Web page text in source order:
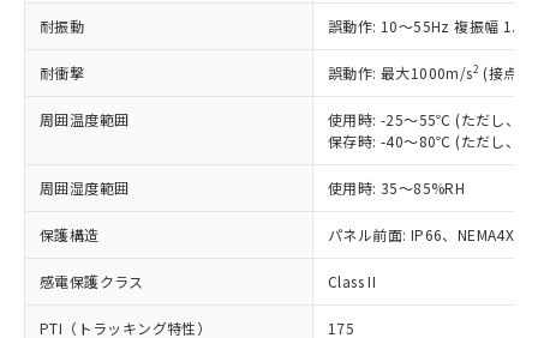
耐振動 誤動作: 10～55Hz 複振幅
耐衝撃 誤動作: 最大1000m/s2 (接点
周囲温度範囲
使用時: -25～55℃ (ただし、氷
保存時: -40～80℃ (ただし、氷
周囲湿度範囲 使用時: 35～85%RH
保護構造 パネル前面: IP66、NEMA4X,
感電保護クラス Class II
PTI（トラッキング特性） 175
記載している更新日時点での社内デー
タに基づき作成されるものであり、閲
覧された時点での実際の在庫および標
準価格とは異なる場合があることをご
正式な納期状況および標準価格はお客
様のお取引先、またはお客様担当のオ
ムロン制御機器販売店・当社販売員に
オムロン制御機器販売店や当社販売拠
販売ネットワーク
」をご確認
ください。
在庫状況および標準価格結果を当社の
鉛(Pb) 1000ppm以下、 水銀(Hg) 1000ppm以下、 カド
六価クロム(Cr(Ⅵ)) 1000ppm以下、ポリ臭化ビフェニル
類(PBB) 1000ppm以下、ポリ臭化ジフェニルエーテル類
(PBDE) 1000ppm以下、フタル酸ビス(2-エチルヘキシ
ル) (DEHP)(別名：DOP) 1000ppm以下、フタル酸ブチ
ルベンジル（BBP） 1000ppm以下、フタル酸ジブチル
（DBP） 1000ppm以下、フタル酸ジイソブチル
(DIBP) 1000ppm以下
但し、RoHS指令で産業用監視および制御機器に対する
適用除外項目は除く。
フタル酸エステル類の４物質については閾値を超える意
図的な使用がないことを確認しています。
*中国RoHS10物質の基準値 (GB/T26572)：
Pb(鉛) :1000ppm、 Hg(水銀) : 1000ppm、 Cd(カドミウ
Cr(Ⅵ)(六価クロム) : 1000ppm、 PBBs(ポリ臭化ビフェ
ニル類) : 1000ppm、 PBDEs(ポリ臭化ジフェニルエーテ
ル) : 1000ppm、
DEHP(フタル酸ビス(2-エチルヘキシル)) : 1000ppm
※2 環境保護使用期限
「ｅ」：有害物質（10物質）のすべてが基
（以下｢規制貨物等」という）を輸出
または国外への提供する場合は、日本
国政府の輸出許可(または役務取引許
可)を取得するなどの必要な手続きを
当社は規制貨物を破棄する場合は、完
全に破砕するなど、違法に輸出されな
いよう必要な手段を講じます。
当社は貴社製品を、核兵器、ミサイ
ル、化学兵器、生物兵器またはその他
武器並びにこれらの製造装置等に一切
使用いたしません。
当社は、貴社製品を第三者に販売する
○ 一定数以上の在庫あり
△ 一定数には満たないが在庫あり
在庫なし(最新の在庫状況につ
いては、お客様のお取引先、ま
たはお客様担当のオムロン制御
機器販売店・当社販売員にご確